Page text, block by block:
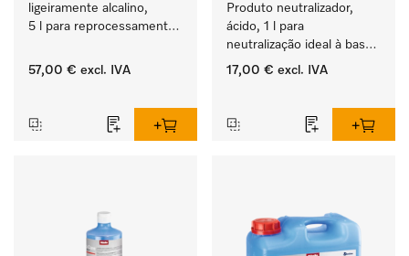
ligeiramente alcalino,
5 l para reprocessamento
instrumentos e utensílios.
57,00 € excl. IVA
Produto neutralizador,
ácido, 1 l para
neutralização ideal à base
de ácidos orgânicos.
17,00 € excl. IVA